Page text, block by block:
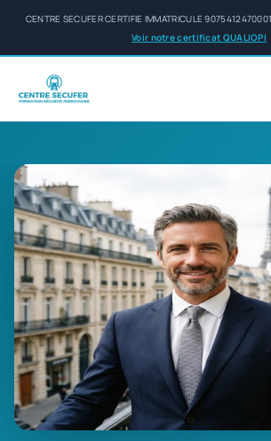
CENTRE SECUFER CERTIFIE IMMATRICULE
Voir notre certificat QUALIOPI